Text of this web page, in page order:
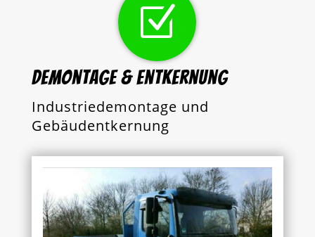
Z
Demontage & Entkernung
Industriedemontage und
Gebäudentkernung